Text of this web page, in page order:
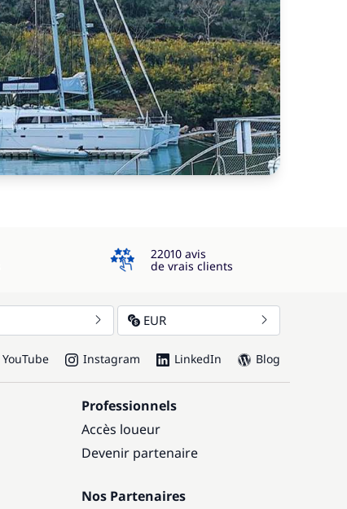
4.3
22010 avis
de vrais clients
EUR
YouTube Instagram LinkedIn Blog
Professionnels
Accès loueur
Devenir partenaire
Nos Partenaires